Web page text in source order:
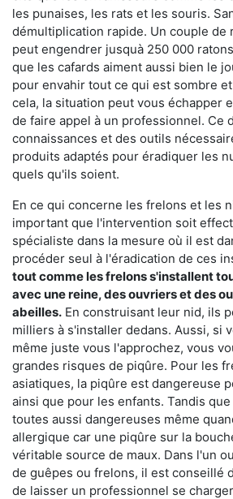
les punaises, les rats et les souris.
démultiplication rapide. Un couple de
peut engendrer jusquà 250 000
que les cafards aiment aussi bien le
pour envahir tout ce qui est sombre
cela, la situation peut vous échapper
de faire appel à un professionnel. Ce
connaissances et des outils
produits adaptés pour éradiquer les
quels qu'ils soient.
En ce qui concerne les frelons et les
important que l'intervention soit
spécialiste dans la mesure où il est
procéder seul à l'éradication de ces
tout comme les frelons s'installent
avec une reine, des ouvriers et des
abeilles. En construisant leur nid, ils
milliers à s'installer dedans. Aussi, si
même juste vous l'approchez, vous
grandes risques de piqûre. Pour les
asiatiques, la piqûre est dangereuse
ainsi que pour les enfants. Tandis
toutes aussi dangereuses même
allergique car une piqûre sur la
véritable source de maux. Dans l'un
de guêpes ou frelons, il est conseillé
de laisser un professionnel se